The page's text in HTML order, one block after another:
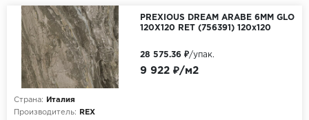
PREXIOUS DREAM ARABE 6MM GLO
120X120 RET (756391) 120x120
Страна:
Италия
Производитель:
REX
9 922 ₽/м2
28 575.36 ₽/упак.